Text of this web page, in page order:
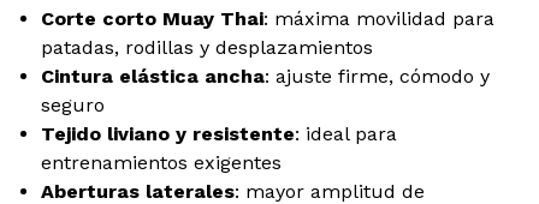
Corte corto Muay Thai: máxima movilidad para
patadas, rodillas y desplazamientos
Cintura elástica ancha: ajuste firme, cómodo y
seguro
Tejido liviano y resistente: ideal para
entrenamientos exigentes
Aberturas laterales: mayor amplitud de